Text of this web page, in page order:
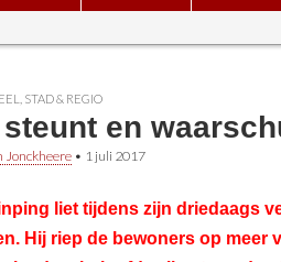
STAD & REGIO
en
Jonckheere • 1 juli 2017
liet tijdens zijn driedaags
Hij riep de bewoners op meer